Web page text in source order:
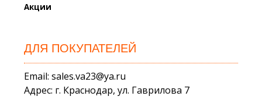
Акции
ДЛЯ ПОКУПАТЕЛЕЙ
Email: sales.va23@ya.ru
Адрес: г. Краснодар, ул. Гаврилова 7